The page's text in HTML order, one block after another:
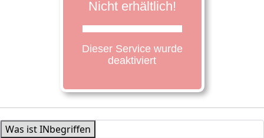
Was ist INbegriffen